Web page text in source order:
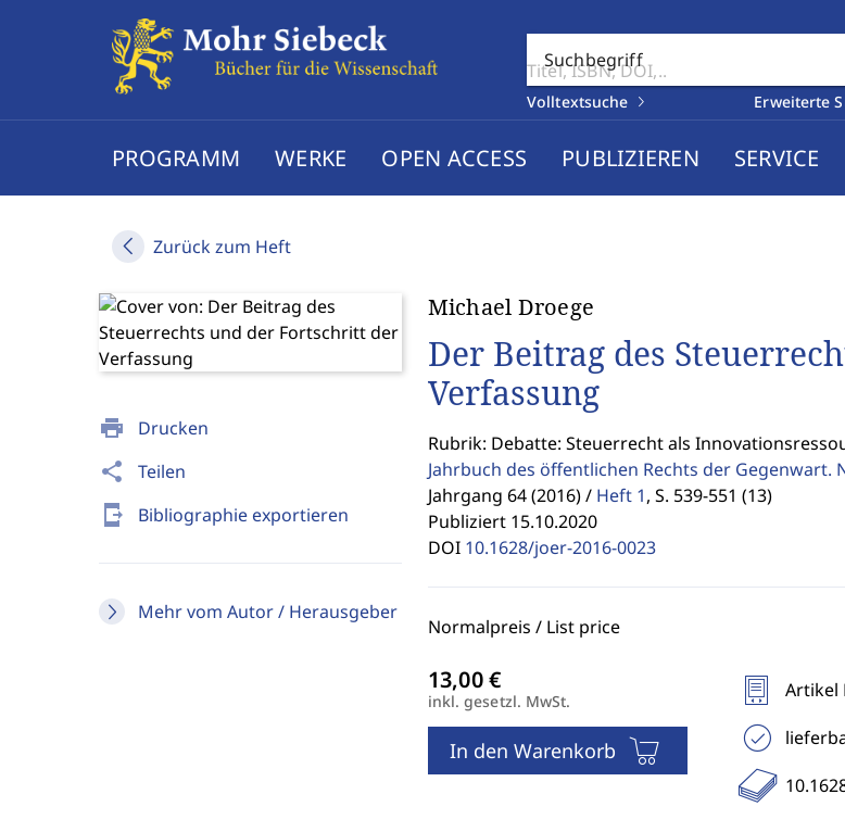
Suchbegriff
Volltextsuche Erweiterte
PROGRAMM WERKE OPEN ACCESS PUBLIZIEREN SERVICE
Zurück zum Heft
print Drucken
share Teilen
send_to_mobile Bibliographie exportieren
Mehr vom Autor / Herausgeber
Michael Droege
Der Beitrag des
Verfassung
Rubrik: Debatte: Steuerrecht als
Jahrbuch des öffentlichen Rechts der Gegenwart.
Jahrgang 64 (2016) / Heft 1, S. 539-551 (13)
Publiziert 15.10.2020
DOI 10.1628/joer-2016-0023
Normalpreis / List price
inkl. gesetzl. MwSt.
In den Warenkorb
Artikel